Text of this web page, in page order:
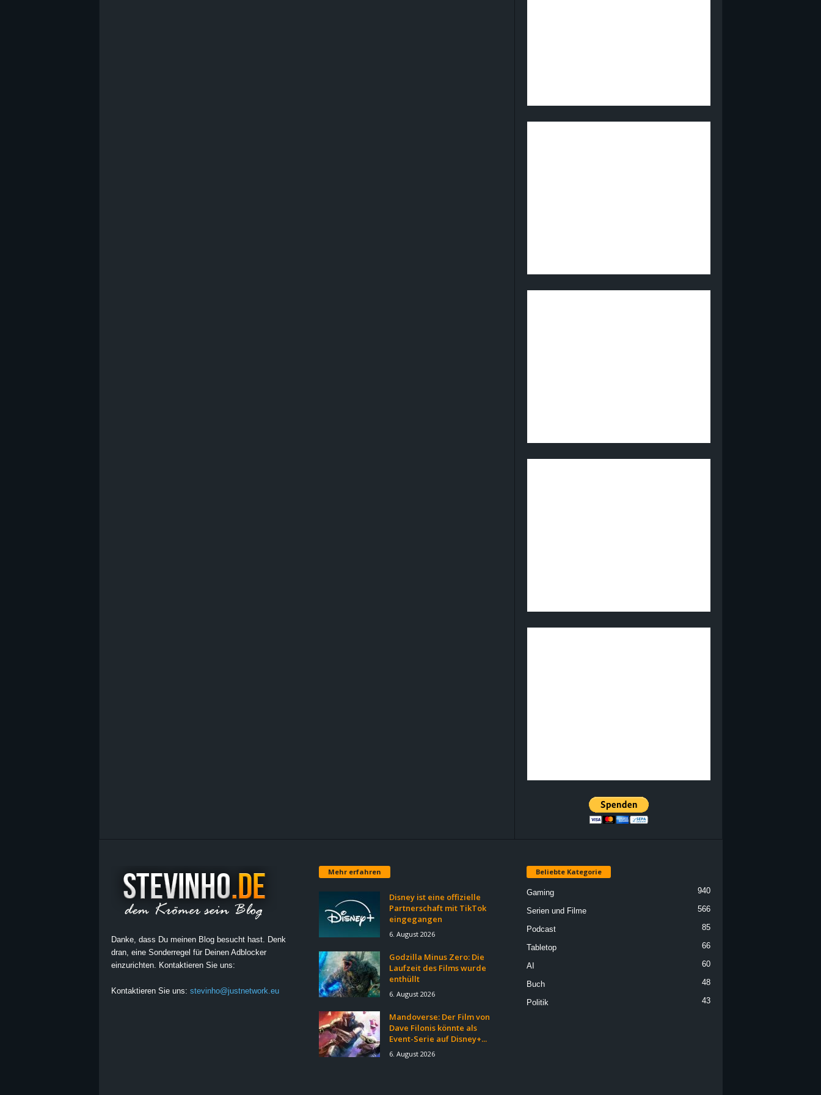
Danke, dass Du meinen Blog besucht hast. Denk
dran, eine Sonderregel für Deinen Adblocker
einzurichten. Kontaktieren Sie uns:
Kontaktieren Sie uns: stevinho@justnetwork.eu
Mehr erfahren
Disney ist eine offizielle
Partnerschaft mit TikTok
eingegangen
6. August 2026
Godzilla Minus Zero: Die
Laufzeit des Films wurde
enthüllt
6. August 2026
Mandoverse: Der Film von
Dave Filonis könnte als
Event-Serie auf Disney+...
6. August 2026
Beliebte Kategorie
Gaming 940
Serien und Filme 566
Podcast 85
Tabletop 66
AI 60
Buch 48
Politik 43